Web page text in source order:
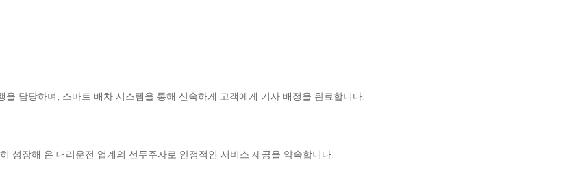
담당하며, 스마트 배차 시스템을 통해 신속하게 고객에게 기사 배정을 완료합니다.
성장해 온 대리운전 업계의 선두주자로 안정적인 서비스 제공을 약속합니다.